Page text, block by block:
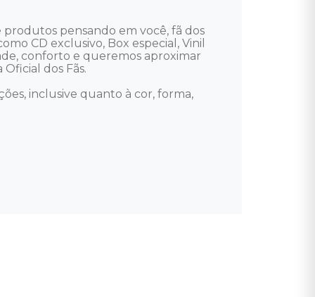
pensando em você, fã dos
CD exclusivo, Box especial, Vinil
conforto e queremos aproximar
dos Fãs.
inclusive quanto à cor, forma,